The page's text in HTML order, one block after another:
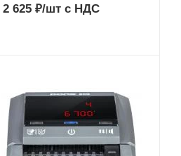
2 625₽/штс НДС